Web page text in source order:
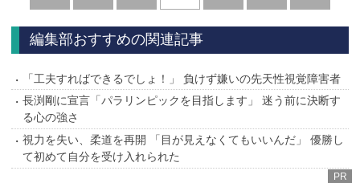
へ
へ
編集部おすすめの関連記事
「工夫すればできるでしょ！」 負けず嫌いの先天性視覚障害者
長渕剛に宣言「パラリンピックを目指します」 迷う前に決断す
る心の強さ
視力を失い、柔道を再開 「目が見えなくてもいいんだ」 優勝し
て初めて自分を受け入れられた
PR